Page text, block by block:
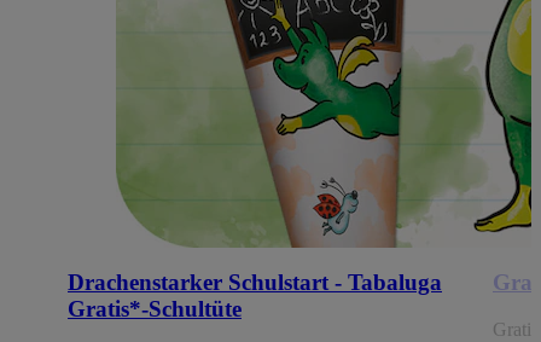
Drachenstarker Schulstart - Tabaluga
Gratis*-Schultüte